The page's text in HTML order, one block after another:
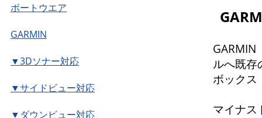
ボートウエア
GARMIN
▼3Dソナー対応
▼サイドビュー対応
▼ダウンビュー対応
ルへ既存
ボックス
マイナス